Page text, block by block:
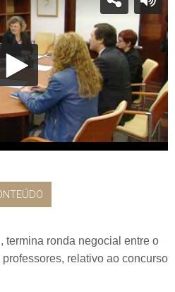
termina ronda negocial entre o
relativo ao concurso